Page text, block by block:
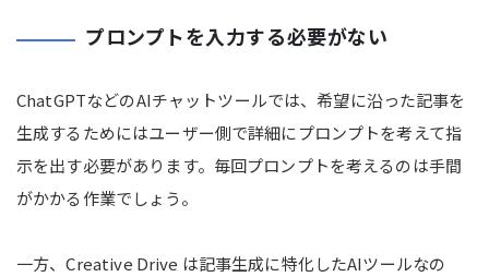
プロンプトを入力する必要がない
ChatGPTなどのAIチャットツールでは、希望に沿った記事を
生成するためにはユーザー側で詳細にプロンプトを考えて指
示を出す必要があります。毎回プロンプトを考えるのは手間
がかかる作業でしょう。
一方、Creative Drive は記事生成に特化したAIツールなの